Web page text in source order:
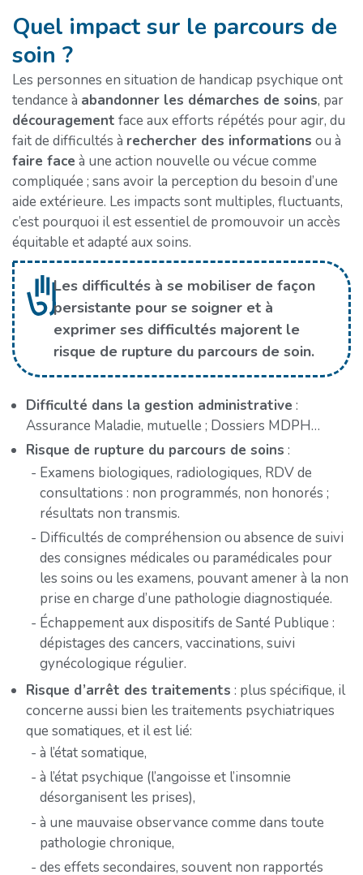
Quel impact sur le parcours de
soin ?
Les personnes en situation de handicap psychique ont
tendance à abandonner les démarches de soins, par
découragement face aux efforts répétés pour agir, du
fait de difficultés à rechercher des informations ou à
faire face à une action nouvelle ou vécue comme
compliquée ; sans avoir la perception du besoin d’une
aide extérieure. Les impacts sont multiples, fluctuants,
c’est pourquoi il est essentiel de promouvoir un accès
équitable et adapté aux soins.
Les difficultés à se mobiliser de façon
persistante pour se soigner et à
exprimer ses difficultés majorent le
risque de rupture du parcours de soin.
Difficulté dans la gestion administrative :
Assurance Maladie, mutuelle ; Dossiers MDPH…
Risque de rupture du parcours de soins :
Examens biologiques, radiologiques, RDV de
consultations : non programmés, non honorés ;
résultats non transmis.
Difficultés de compréhension ou absence de suivi
des consignes médicales ou paramédicales pour
les soins ou les examens, pouvant amener à la non
prise en charge d’une pathologie diagnostiquée.
Échappement aux dispositifs de Santé Publique :
dépistages des cancers, vaccinations, suivi
gynécologique régulier.
Risque d’arrêt des traitements : plus spécifique, il
concerne aussi bien les traitements psychiatriques
que somatiques, et il est lié:
à l’état somatique,
à l’état psychique (l’angoisse et l’insomnie
désorganisent les prises),
à une mauvaise observance comme dans toute
pathologie chronique,
des effets secondaires, souvent non rapportés